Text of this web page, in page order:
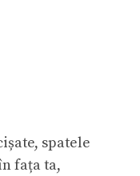
spatele
fața ta,